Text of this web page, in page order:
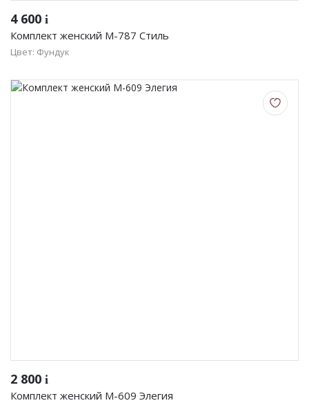
4 600 i
Комплект женский М-787 Стиль
Цвет: Фундук
2 800 i
Комплект женский М-609 Элегия